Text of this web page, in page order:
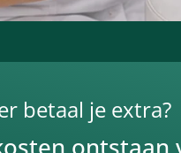
betaal je extra?